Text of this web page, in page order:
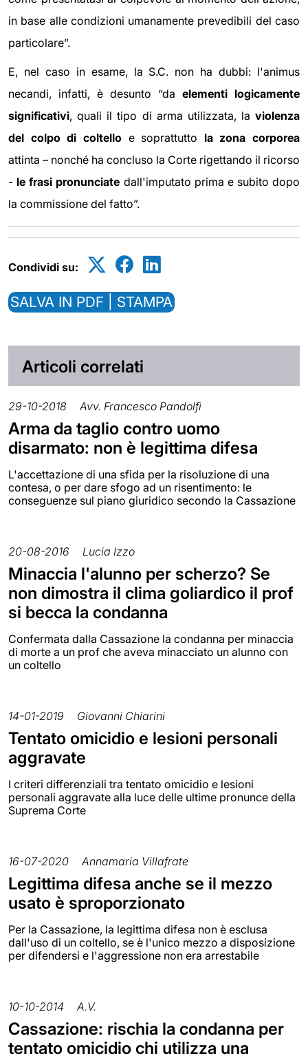
in base alle condizioni umanamente prevedibili del caso
particolare”.
E, nel caso in esame, la S.C. non ha dubbi: l'animus
necandi, infatti, è desunto “da elementi logicamente
significativi, quali il tipo di arma utilizzata, la violenza
del colpo di coltelloe soprattutto la zona corporea
attinta – nonché ha concluso la Corte rigettando il ricorso
- le frasi pronunciate dall'imputato prima e subito dopo
la commissione del fatto”.
Condividi su:
SALVA IN PDF | STAMPA
Articoli correlati
29-10-2018 Avv. Francesco Pandolfi
Arma da taglio contro uomo
disarmato: non è legittima difesa
L'accettazione di una sfida per la risoluzione di una
contesa, o per dare sfogo ad un risentimento: le
conseguenze sul piano giuridico secondo la Cassazione
20-08-2016 Lucia Izzo
Minaccia l'alunno per scherzo? Se
non dimostra il clima goliardico il prof
si becca la condanna
Confermata dalla Cassazione la condanna per minaccia
di morte a un prof che aveva minacciato un alunno con
un coltello
14-01-2019 Giovanni Chiarini
Tentato omicidio e lesioni personali
aggravate
I criteri differenziali tra tentato omicidio e lesioni
personali aggravate alla luce delle ultime pronunce della
Suprema Corte
16-07-2020 Annamaria Villafrate
Legittima difesa anche se il mezzo
usato è sproporzionato
Per la Cassazione, la legittima difesa non è esclusa
dall'uso di un coltello, se è l'unico mezzo a disposizione
per difendersi e l'aggressione non era arrestabile
10-10-2014 A.V.
Cassazione: rischia la condanna per
tentato omicidio chi utilizza una